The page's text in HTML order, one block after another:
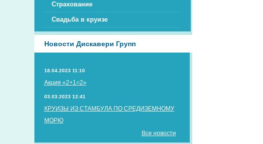
Страхование
Свадьба в круизе
Новости Дискавери Групп
18.04.2023 11:10
Акция «2+1=2»
03.03.2023 12:41
КРУИЗЫ ИЗ СТАМБУЛА ПО СРЕДИЗЕМНОМУ
МОРЮ
Все новости